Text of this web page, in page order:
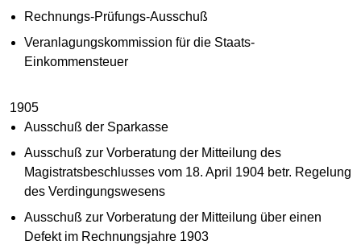
Rechnungs-Prüfungs-Ausschuß
Veranlagungskommission für die Staats-
Einkommensteuer
1905
Ausschuß der Sparkasse
Ausschuß zur Vorberatung der Mitteilung des
Magistratsbeschlusses vom 18. April 1904 betr. Regelung
des Verdingungswesens
Ausschuß zur Vorberatung der Mitteilung über einen
Defekt im Rechnungsjahre 1903